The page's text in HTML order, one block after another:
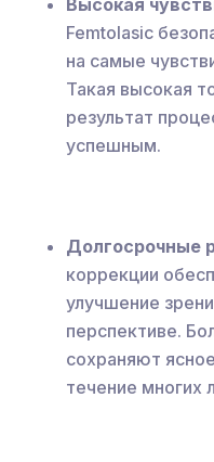
Высокая
Femtolasic
на самые
Такая высокая
результат
успешным.
Долгосрочные
коррекции
улучшение
перспективе.
сохраняют
течение многих